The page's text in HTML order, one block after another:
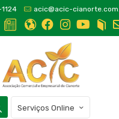
acic@acic-
Serviços Online